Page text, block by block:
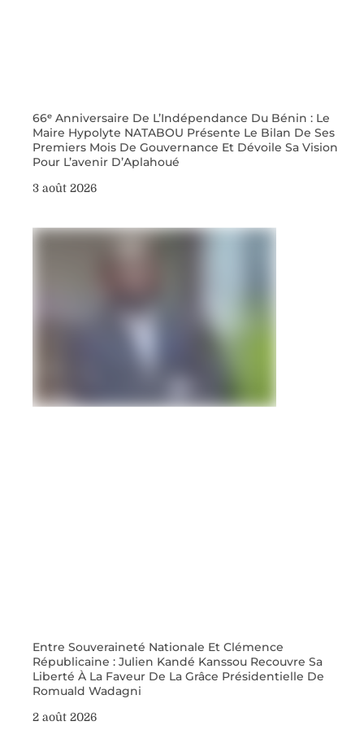
66ᵉ Anniversaire De L’Indépendance Du Bénin : Le
Maire Hypolyte NATABOU Présente Le Bilan De Ses
Premiers Mois De Gouvernance Et Dévoile Sa Vision
Pour L’avenir D’Aplahoué
3 août 2026
Entre Souveraineté Nationale Et Clémence
Républicaine : Julien Kandé Kanssou Recouvre Sa
Liberté À La Faveur De La Grâce Présidentielle De
Romuald Wadagni
2 août 2026